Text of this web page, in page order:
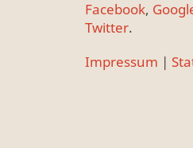
Facebook,
Twitter.
Impressum |